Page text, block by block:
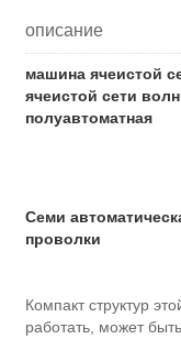
описание
машина ячеистой
ячеистой сети
полуавтоматная
Семи
проволки
Компакт структур
работать, может